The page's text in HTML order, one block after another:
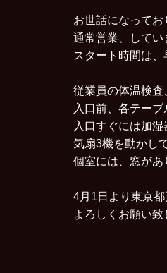
お世話になってお
通常営業、してい
スタート時間は
従業員の体温検
入口前、各テー
入口すぐには加
気扇3機を動かし
個室には、窓が
4月1日より東京
よろしくお願